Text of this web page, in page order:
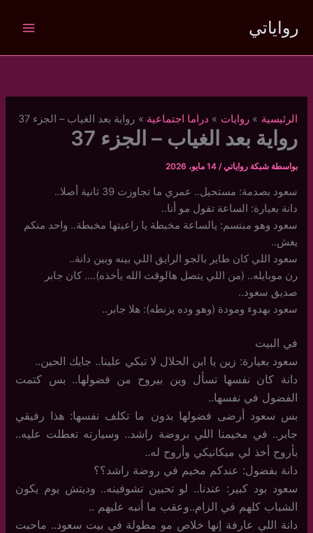
المحتوى
رواياتي
الرئيسية روايات دراما اجتماعية رواية بعد الغياب – الجزء 37
رواية بعد الغياب – الجزء 37
بواسطة شبكة رواياتي/14 مايو، 2026
سعود بصدمة: مستحيل.. عمري ما تجاوزت 39 ثانية أصلا..
دانة بعيارة: الساعة تقول مو أنا..
سعود وهو مبتسم: يالساعة مخبطة يا راعيتها مخبطة.. واحد منكم
يغش..
سعود اللي كان طاير بالجو الرايق اللي بينه وبين دانة..
رن موبايله.. (من اللي يتصل هالوقت الله يأخذه)…. كان جابر
صديق سعود..
سعود بهدوء ومودة (وهو وده يزنطه): هلا جابر..
في البيت
سعود بعيارة: زين يا ابن الحلال لا تبكي علينا.. جايك الحين..
دانة كان نفسها تسأل وين بيروح من فضولها.. بس كتمت
الفضول في نفسها..
بس سعود أرضى فضولها بدون ما تكلف نفسها: هذا رفيقي
جابر.. في مخيمنا اللي بروضة راشد.. وسيارته تعطلت عليه..
بأروح أخذ لي ميكانيكي وأروح له..
دانة بفضول: عندكم مخيم في روضة راشد؟؟
سعود بود كبير: عندنا.. لو تحبين تشوفينه.. وديتش يوم يكون
الشباب كلهم في الزام..وعقب ما أنبه عليهم ..
دانة اللي عارفة إنها خلاص مو مطولة في بيت سعود.. ماحبت